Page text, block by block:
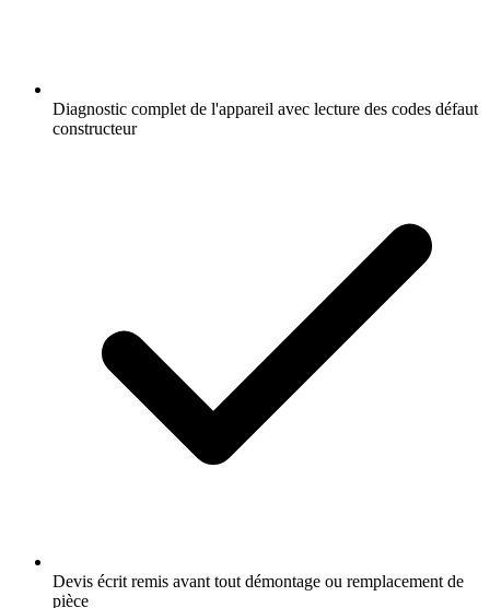
Diagnostic complet de l'appareil avec lecture des codes défaut
constructeur
Devis écrit remis avant tout démontage ou remplacement de
pièce